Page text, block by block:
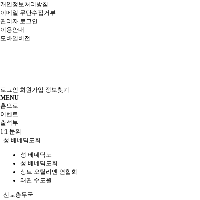
개인정보처리방침
이메일 무단수집거부
관리자 로그인
이용안내
모바일버전
로그인 회원가입 정보찾기
MENU
홈으로
이벤트
출석부
1:1 문의
성 베네딕도회
성 베네딕도
성 베네딕도회
상트 오틸리엔 연합회
왜관 수도원
선교총무국